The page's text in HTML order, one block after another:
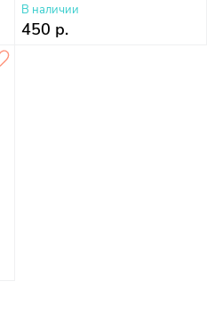
В наличии
450 р.